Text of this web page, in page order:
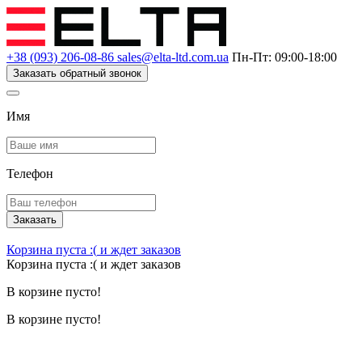
+38 (093) 206-08-86 sales@elta-ltd.com.ua Пн-Пт: 09:00-18:00
Заказать обратный звонок
Имя
Телефон
Заказать
Корзина пуста :( и ждет заказов
Корзина пуста :( и ждет заказов
В корзине пусто!
В корзине пусто!